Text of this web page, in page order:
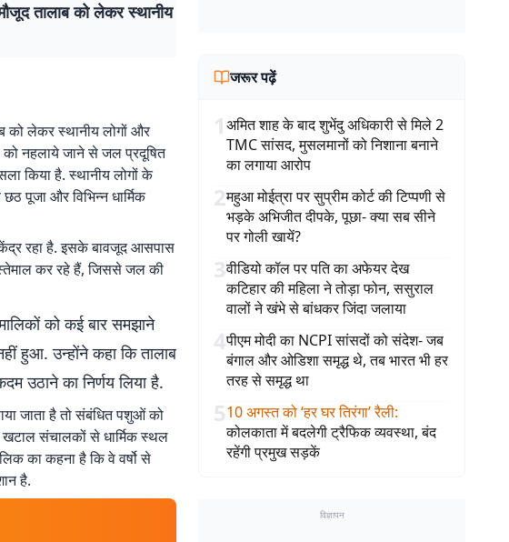
तालाब को लेकर स्थानीय
को लेकर स्थानीय लोगों और
को नहलाये जाने से जल प्रदूषित
किया है. स्थानीय लोगों के
पूजा और विभिन्न धार्मिक
रहा है. इसके बावजूद आसपास
कर रहे हैं, जिससे जल की
को कई बार समझाने
हुआ. उन्होंने कहा कि तालाब
उठाने का निर्णय लिया है.
जाता है तो संबंधित पशुओं को
खटाल संचालकों से धार्मिक स्थल
का कहना है कि वे वर्षो से
है.
जरूर पढ़ें
1अमित शाह के बाद शुभेंदु अधिकारी से मिले 2
TMC सांसद, मुसलमानों को निशाना बनाने
का लगाया आरोप
2महुआ मोईत्रा पर सुप्रीम कोर्ट की टिप्पणी से
भड़के अभिजीत दीपके, पूछा- क्या सब सीने
पर गोली खायें?
3वीडियो कॉल पर पति का अफेयर देख
कटिहार की महिला ने तोड़ा फोन, ससुराल
वालों ने खंभे से बांधकर जिंदा जलाया
4पीएम मोदी का NCPI सांसदों को संदेश- जब
बंगाल और ओडिशा समृद्ध थे, तब भारत भी हर
तरह से समृद्ध था
510 अगस्त को ‘हर घर तिरंगा’ रैली:
कोलकाता में बदलेगी ट्रैफिक व्यवस्था, बंद
रहेंगी प्रमुख सड़कें
विज्ञापन